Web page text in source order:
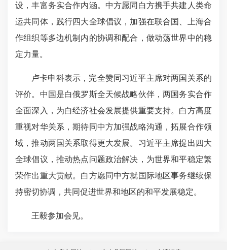
设，丰富务实合作内涵。中方愿同白方携手共建人类命
运共同体，践行四大全球倡议，加强在联合国、上海合
作组织等多边机制内的协调和配合，做动荡世界中的稳
定力量。
卢卡申科表示，完全赞同习近平主席对两国关系的
评价。中国是白俄罗斯全天候战略伙伴，两国务实合作
全面深入，为白经济社会发展提供重要支持。白方高度
重视对华关系，期待同中方加强战略沟通，拓展合作领
域，推动两国关系取得更大发展。习近平主席提出四大
全球倡议，推动热点问题政治解决，为世界和平稳定繁
荣作出重大贡献。白方愿同中方就国际地区事务继续保
持密切协调，共同促进世界和地区的和平发展稳定。
王毅参加会见。